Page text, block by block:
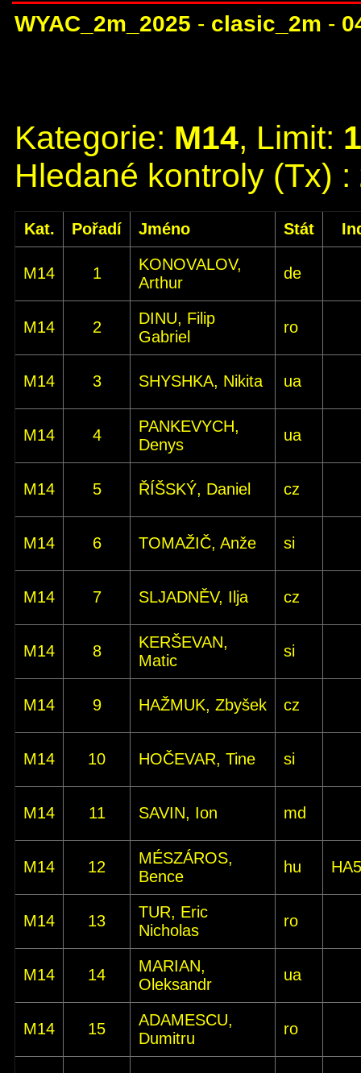
WYAC_2m_2025 - clasic_2m -
Kategorie: M14, Limit:
Hledané kontroly (Tx) :
Kat. Pořadí Jméno Stát
M14 1
KONOVALOV,
Arthur
de
M14 2
DINU, Filip
Gabriel
ro
M14 3 SHYSHKA, Nikita ua
M14 4
PANKEVYCH,
Denys
ua
M14 5 ŘÍŠSKÝ, Daniel cz
M14 6 TOMAŽIČ, Anže si
M14 7 SLJADNĚV, Ilja cz
M14 8
KERŠEVAN,
Matic
si
M14 9 HAŽMUK, Zbyšek cz
M14 10 HOČEVAR, Tine si
M14 11 SAVIN, Ion md
M14 12
MÉSZÁROS,
Bence
hu
M14 13
TUR, Eric
Nicholas
ro
M14 14
MARIAN,
Oleksandr
ua
M14 15
ADAMESCU,
Dumitru
ro